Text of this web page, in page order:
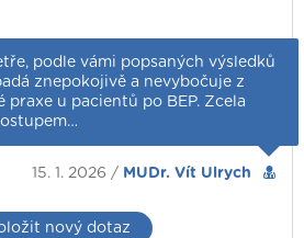
podle vámi popsaných výsledků
znepokojivě a nevybočuje z
praxe u pacientů po BEP. Zcela
15. 1. 2026 / MUDr. Vít Ulrych
nový dotaz